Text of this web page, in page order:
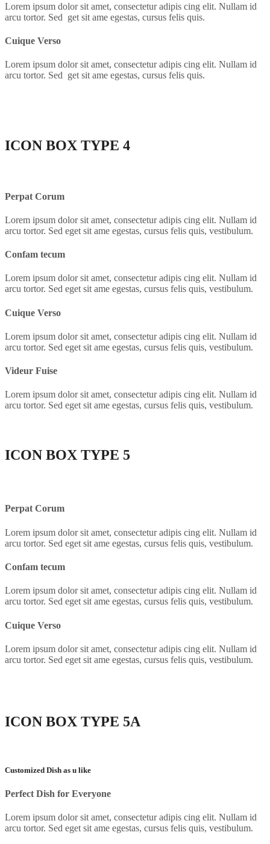
Lorem ipsum dolor sit amet, consectetur adipis cing elit. Nullam id
arcu tortor. Sed get sit ame egestas, cursus felis quis.
Cuique Verso
Lorem ipsum dolor sit amet, consectetur adipis cing elit. Nullam id
arcu tortor. Sed get sit ame egestas, cursus felis quis.
ICON BOX TYPE 4
Perpat Corum
Lorem ipsum dolor sit amet, consectetur adipis cing elit. Nullam id
arcu tortor. Sed eget sit ame egestas, cursus felis quis, vestibulum.
Confam tecum
Lorem ipsum dolor sit amet, consectetur adipis cing elit. Nullam id
arcu tortor. Sed eget sit ame egestas, cursus felis quis, vestibulum.
Cuique Verso
Lorem ipsum dolor sit amet, consectetur adipis cing elit. Nullam id
arcu tortor. Sed eget sit ame egestas, cursus felis quis, vestibulum.
Videur Fuise
Lorem ipsum dolor sit amet, consectetur adipis cing elit. Nullam id
arcu tortor. Sed eget sit ame egestas, cursus felis quis, vestibulum.
ICON BOX TYPE 5
Perpat Corum
Lorem ipsum dolor sit amet, consectetur adipis cing elit. Nullam id
arcu tortor. Sed eget sit ame egestas, cursus felis quis, vestibulum.
Confam tecum
Lorem ipsum dolor sit amet, consectetur adipis cing elit. Nullam id
arcu tortor. Sed eget sit ame egestas, cursus felis quis, vestibulum.
Cuique Verso
Lorem ipsum dolor sit amet, consectetur adipis cing elit. Nullam id
arcu tortor. Sed eget sit ame egestas, cursus felis quis, vestibulum.
ICON BOX TYPE 5A
Customized Dish as u like
Perfect Dish for Everyone
Lorem ipsum dolor sit amet, consectetur adipis cing elit. Nullam id
arcu tortor. Sed eget sit ame egestas, cursus felis quis, vestibulum.